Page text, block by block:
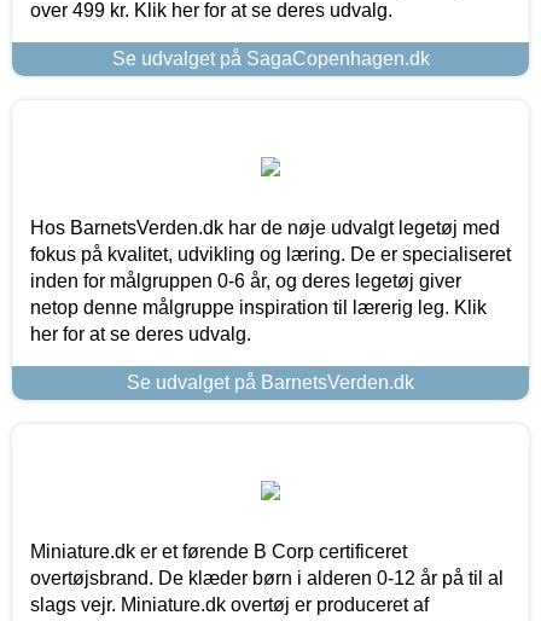
over 499 kr. Klik her for at se deres udvalg.
Se udvalget på SagaCopenhagen.dk
Hos BarnetsVerden.dk har de nøje udvalgt legetøj med
fokus på kvalitet, udvikling og læring. De er specialiseret
inden for målgruppen 0-6 år, og deres legetøj giver
netop denne målgruppe inspiration til lærerig leg. Klik
her for at se deres udvalg.
Se udvalget på BarnetsVerden.dk
Miniature.dk er et førende B Corp certificeret
overtøjsbrand. De klæder børn i alderen 0-12 år på til al
slags vejr. Miniature.dk overtøj er produceret af